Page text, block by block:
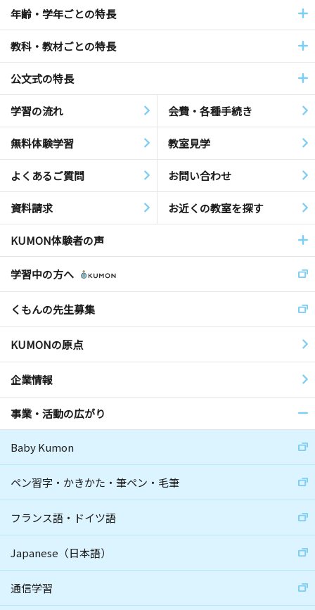
年齢・学年ごとの特長
教科・教材ごとの特長
公文式の特長
学習の流れ 会費・各種手続き
無料体験学習 教室見学
よくあるご質問 お問い合わせ
資料請求 お近くの教室を探す
KUMON体験者の声
学習中の方へ
くもんの先生募集
KUMONの原点
企業情報
事業・活動の広がり
Baby Kumon
ペン習字・かきかた・筆ペン・毛筆
フランス語・ドイツ語
Japanese（日本語）
通信学習